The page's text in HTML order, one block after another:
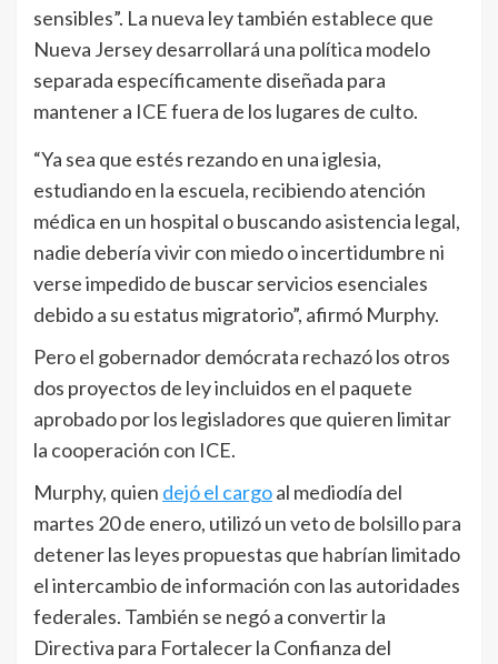
sensibles”. La nueva ley también establece que
Nueva Jersey desarrollará una política modelo
separada específicamente diseñada para
mantener a ICE fuera de los lugares de culto.
“Ya sea que estés rezando en una iglesia,
estudiando en la escuela, recibiendo atención
médica en un hospital o buscando asistencia legal,
nadie debería vivir con miedo o incertidumbre ni
verse impedido de buscar servicios esenciales
debido a su estatus migratorio”, afirmó Murphy.
Pero el gobernador demócrata rechazó los otros
dos proyectos de ley incluidos en el paquete
aprobado por los legisladores que quieren limitar
la cooperación con ICE.
Murphy, quien dejó el cargoal mediodía del
martes 20 de enero, utilizó un veto de bolsillo para
detener las leyes propuestas que habrían limitado
el intercambio de información con las autoridades
federales. También se negó a convertir la
Directiva para Fortalecer la Confianza del